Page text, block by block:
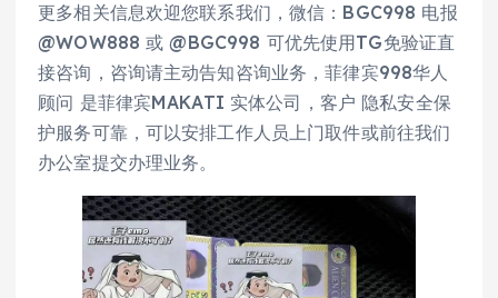
更多相关信息欢迎您联系我们，微信：BGC998 电报
@WOW888 或 @BGC998 可优先使用TG免验证直
接咨询，咨询请主动告知咨询业务，菲律宾998华人
顾问 是菲律宾MAKATI 实体公司，客户 隐私安全保
护服务可靠，可以安排工作人员上门取件或前往我们
办公室提交办理业务。